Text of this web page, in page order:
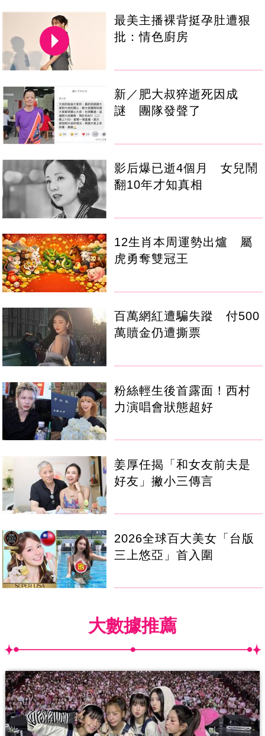
最美主播裸背挺孕肚遭狠
批：情色廚房
新／肥大叔猝逝死因成
謎 團隊發聲了
影后爆已逝4個月 女兒鬧
翻10年才知真相
12生肖本周運勢出爐 屬
虎勇奪雙冠王
百萬網紅遭騙失蹤 付500
萬贖金仍遭撕票
粉絲輕生後首露面！西村
力演唱會狀態超好
姜厚任揭「和女友前夫是
好友」撇小三傳言
2026全球百大美女「台版
三上悠亞」首入圍
大數據推薦